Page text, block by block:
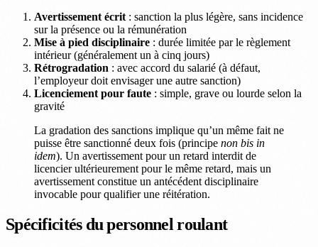
Avertissement écrit : sanction la plus légère, sans incidence
sur la présence ou la rémunération
Mise à pied disciplinaire : durée limitée par le règlement
intérieur (généralement un à cinq jours)
Rétrogradation : avec accord du salarié (à défaut,
l’employeur doit envisager une autre sanction)
Licenciement pour faute : simple, grave ou lourde selon la
gravité
La gradation des sanctions implique qu’un même fait ne
puisse être sanctionné deux fois (principe non bis in
idem). Un avertissement pour un retard interdit de
licencier ultérieurement pour le même retard, mais un
avertissement constitue un antécédent disciplinaire
invocable pour qualifier une réitération.
Spécificités du personnel roulant